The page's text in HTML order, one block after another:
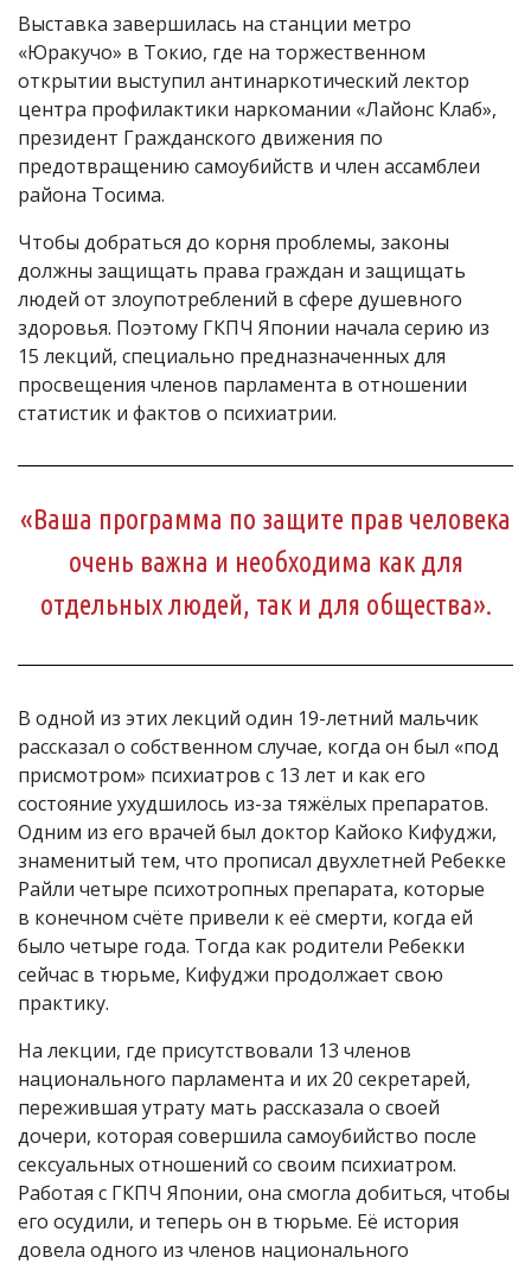
Выставка завершилась на станции метро
«Юракучо» в Токио, где на торжественном
открытии выступил антинаркотический лектор
центра профилактики наркомании «Лайонс Клаб»,
президент Гражданского движения по
предотвращению самоубийств и член ассамблеи
района Тосима.
Чтобы добраться до корня проблемы, законы
должны защищать права граждан и защищать
людей от злоупотреблений в сфере душевного
здоровья. Поэтому ГКПЧ Японии начала серию из
15 лекций, специально предназначенных для
просвещения членов парламента в отношении
статистик и фактов о психиатрии.
«Ваша программа по защите прав человека
очень важна и необходима как для
отдельных людей, так и для общества».
В одной из этих лекций один 19-летний мальчик
рассказал о собственном случае, когда он был «под
присмотром» психиатров с 13 лет и как его
состояние ухудшилось из-за тяжёлых препаратов.
Одним из его врачей был доктор Кайоко Кифуджи,
знаменитый тем, что прописал двухлетней Ребекке
Райли четыре психотропных препарата, которые
в конечном счёте привели к её смерти, когда ей
было четыре года. Тогда как родители Ребекки
сейчас в тюрьме, Кифуджи продолжает свою
практику.
На лекции, где присутствовали 13 членов
национального парламента и их 20 секретарей,
пережившая утрату мать рассказала о своей
дочери, которая совершила самоубийство после
сексуальных отношений со своим психиатром.
Работая с ГКПЧ Японии, она смогла добиться, чтобы
его осудили, и теперь он в тюрьме. Её история
довела одного из членов национального